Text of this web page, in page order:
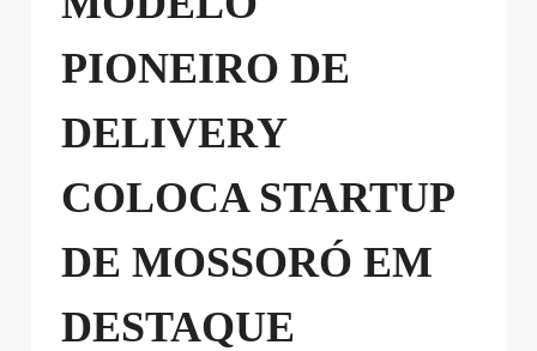
PIONEIRO DE
DELIVERY
COLOCA STARTUP
DE MOSSORÓ EM
DESTAQUE